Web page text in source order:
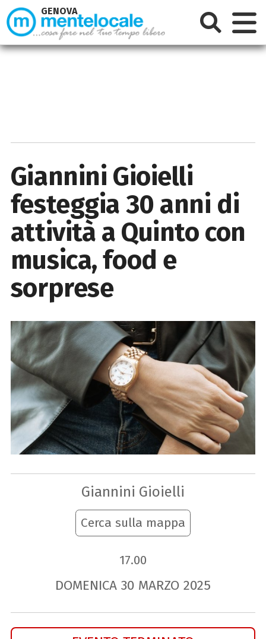
Giannini Gioielli
festeggia 30 anni di
attività a Quinto con
musica, food e
sorprese
Giannini Gioielli
Cerca sulla mappa
17.00
DOMENICA 30 MARZO 2025
GENOVA